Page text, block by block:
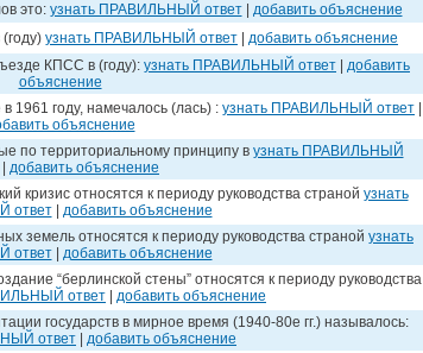
это: узнать ПРАВИЛЬНЫЙ ответ| добавить объяснение
узнать ПРАВИЛЬНЫЙ ответ добавить объяснение
КПСС в (году): узнать ПРАВИЛЬНЫЙ ответ
добавить
объяснение
году, намечалось (лась) : узнать ПРАВИЛЬНЫЙ ответ
объяснение
по территориальному принципу в узнать ПРАВИЛЬНЫЙ
добавить объяснение
кризис относятся к периоду руководства страной узнать
ответ| добавить объяснение
земель относятся к периоду руководства страной узнать
ответ| добавить объяснение
“берлинской стены” относятся к периоду руководства
ответ добавить объяснение
государств в мирное время (1940-80е гг.) называлось:
ответ
добавить объяснение